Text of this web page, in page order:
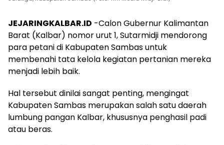
JEJARINGKALBAR.ID -Calon Gubernur Kalimantan
Barat (Kalbar) nomor urut 1, Sutarmidji mendorong
para petani di Kabupaten Sambas untuk
membenahi tata kelola kegiatan pertanian mereka
menjadi lebih baik.
Hal tersebut dinilai sangat penting, mengingat
Kabupaten Sambas merupakan salah satu daerah
lumbung pangan Kalbar, khususnya penghasil padi
atau beras.